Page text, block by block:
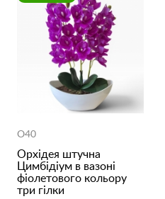
O40
Орхідея штучна
Цимбідіум в вазоні
фіолетового кольору
три гілки